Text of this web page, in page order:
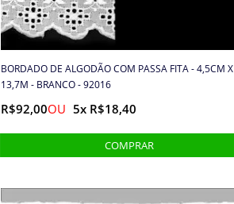
BORDADO DE ALGODÃO COM PASSA FITA - 4,5CM X
13,7M - BRANCO - 92016
R$92,00 5x R$18,40